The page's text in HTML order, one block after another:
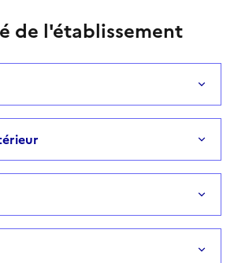
de l'établissement